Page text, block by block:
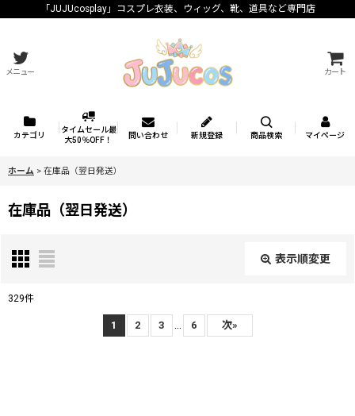
「JUJUcosplay」コスプレ衣装、ウィッグ、靴、道具など専門店
メニュー カート
カテゴリ
タイムセール最
大50％OFF！
問い合わせ 新規登録 商品検索 マイページ
ホーム > 在庫品（翌日発送）
在庫品（翌日発送）
表示順変更
329件
1 2 3 6 次»